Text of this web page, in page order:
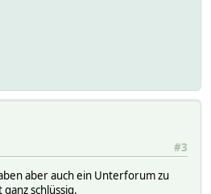
#3
aber auch ein Unterforum zu
schlüssig.